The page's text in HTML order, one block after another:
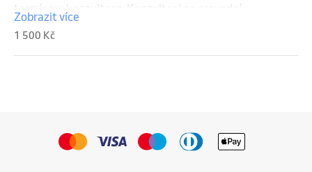
termínem konzultace. Konzultaci po provední
rezervace uhraďte na číslo účtu 43-
4198890237/0100 . Aby byla částka připsána včas
doporučujeme zvolit termín min. 3 dny po provední
Zobrazit více
1 500 Kč